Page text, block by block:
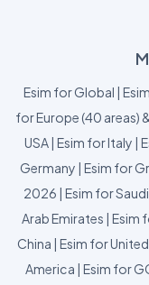
Esim for Global |
for Europe (40 areas)
USA| Esim for Italy |
Germany | Esim for
2026 | Esim for
Arab Emirates | Esim
China | Esim for
America | Esim for